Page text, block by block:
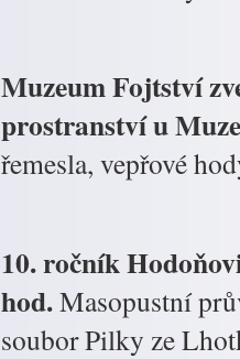
Muzeum Fojtství
prostranství u
řemesla, vepřové
10. ročník
hod.Masopustní
soubor Pilky ze